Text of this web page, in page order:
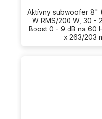
Aktívny subwoofer 8"
W RMS/200 W, 30 -
Boost 0 - 9 dB na 60
x 263/203